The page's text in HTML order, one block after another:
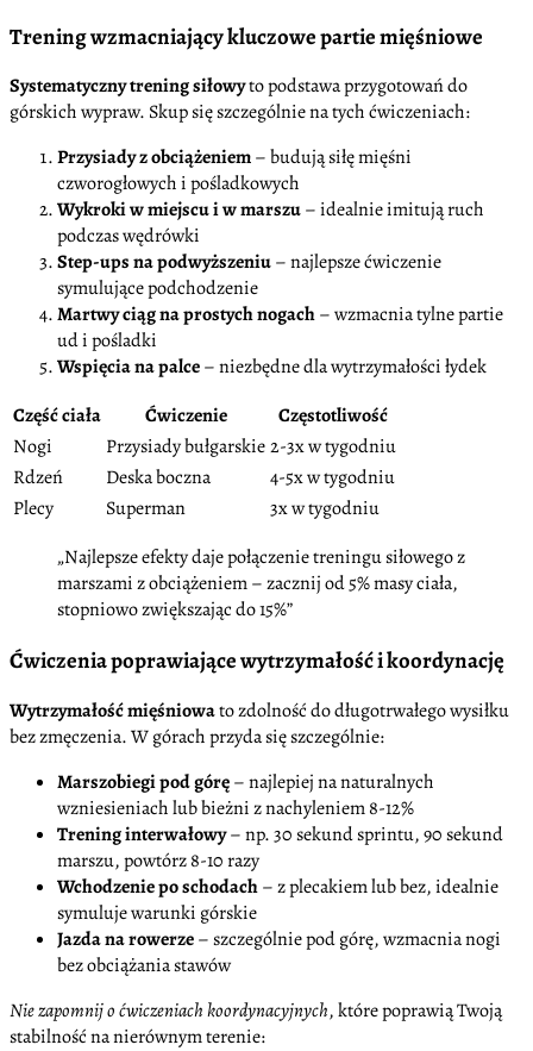
Trening wzmacniający kluczowe partie mięśniowe
Systematyczny trening siłowyto podstawa przygotowań do
górskich wypraw. Skup się szczególnie na tych ćwiczeniach:
Przysiady z obciążeniem– budują siłę mięśni
czworogłowych i pośladkowych
Wykroki w miejscu i w marszu– idealnie imitują ruch
podczas wędrówki
Step-ups na podwyższeniu– najlepsze ćwiczenie
symulujące podchodzenie
Martwy ciąg na prostych nogach– wzmacnia tylne partie
ud i pośladki
Wspięcia na palce– niezbędne dla wytrzymałości łydek
Część ciała
Ćwiczenie
Częstotliwość
Nogi
Przysiady bułgarskie2-3x w tygodniu
Rdzeń
Deska boczna
4-5x w tygodniu
Plecy
Superman
3x w tygodniu
„Najlepsze efekty daje połączenie treningu siłowego z
marszami z obciążeniem – zacznij od 5% masy ciała,
stopniowo zwiększając do 15%”
Ćwiczenia poprawiające wytrzymałość i koordynację
Wytrzymałość mięśniowato zdolność do długotrwałego wysiłku
bez zmęczenia. W górach przyda się szczególnie:
Marszobiegi pod górę– najlepiej na naturalnych
wzniesieniach lub bieżni z nachyleniem 8-12%
Trening interwałowy– np. 30 sekund sprintu, 90 sekund
marszu, powtórz 8-10 razy
Wchodzenie po schodach– z plecakiem lub bez, idealnie
symuluje warunki górskie
Jazda na rowerze– szczególnie pod górę, wzmacnia nogi
bez obciążania stawów
Nie zapomnij o ćwiczeniach koordynacyjnych, które poprawią Twoją
stabilność na nierównym terenie: